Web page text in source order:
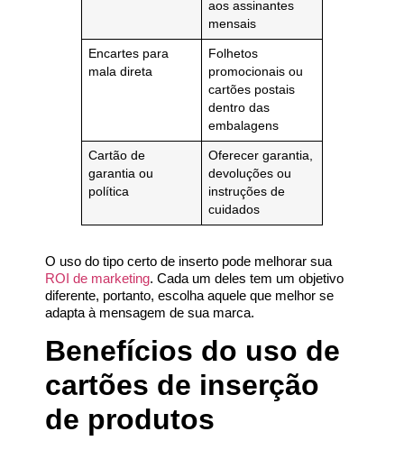
aos assinantes
mensais
Encartes para
mala direta
Folhetos
promocionais ou
cartões postais
dentro das
embalagens
Cartão de
garantia ou
política
Oferecer garantia,
devoluções ou
instruções de
cuidados
O uso do tipo certo de inserto pode melhorar sua
ROI de marketing. Cada um deles tem um objetivo
diferente, portanto, escolha aquele que melhor se
adapta à mensagem de sua marca.
Benefícios do uso de
cartões de inserção
de produtos